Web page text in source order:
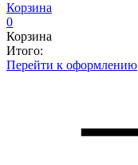
Корзина
0
Корзина
Итого:
Перейти к оформлению